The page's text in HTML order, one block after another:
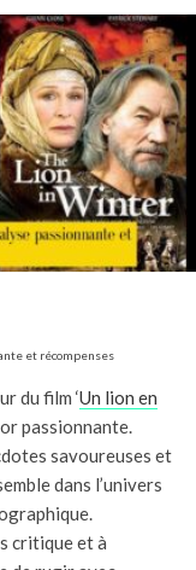
et récompenses
du film ‘Un lion en
passionnante.
savoureuses et
dans l’univers
critique et à